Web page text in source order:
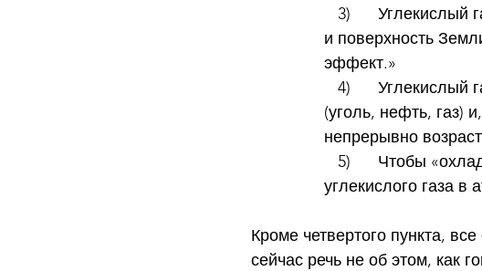
и поверхность
эффект.»
(уголь, нефть, газ)
непрерывно
углекислого газа в
Кроме четвертого пункта,
сейчас речь не об этом, как